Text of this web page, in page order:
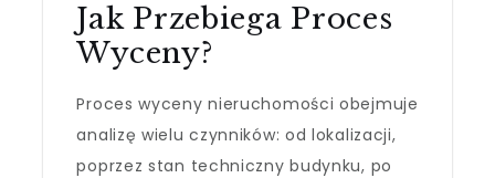
Jak Przebiega Proces
Wyceny?
Proces wyceny nieruchomości obejmuje
analizę wielu czynników: od lokalizacji,
poprzez stan techniczny budynku, po